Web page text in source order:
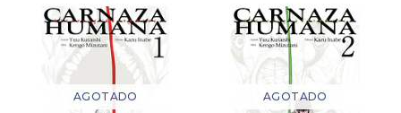
AGOTADO AGOTADO